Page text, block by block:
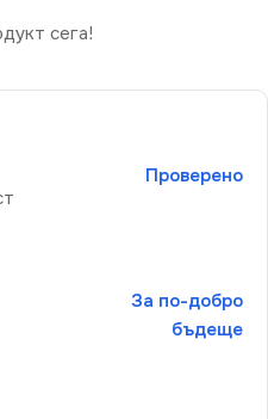
сега!
Проверено
За по-добро
бъдеще